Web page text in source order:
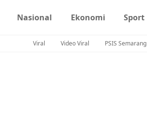
Nasional Ekonomi Sport
Viral Video Viral PSIS Semarang